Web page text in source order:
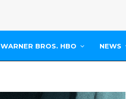
WARNER BROS. HBO NEWS